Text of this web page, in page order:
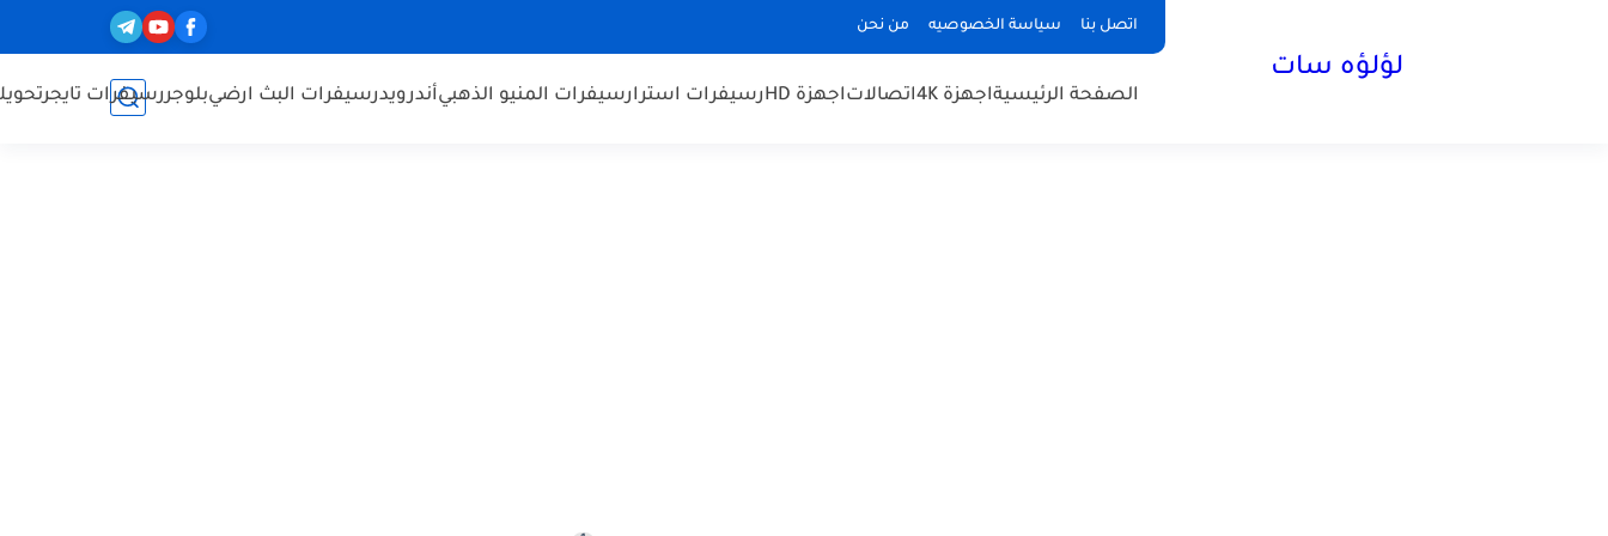
اتصل بنا سياسة الخصوصيه من نحن
لؤلؤه سات
الصفحة الرئيسيةاجهزة 4K اتصالاتاجهزة HD رسيفرات استرارسيفرات المنيو الذهبيأندرويدرسيفرات البث ارضيبلوجررسيفرات تايجر